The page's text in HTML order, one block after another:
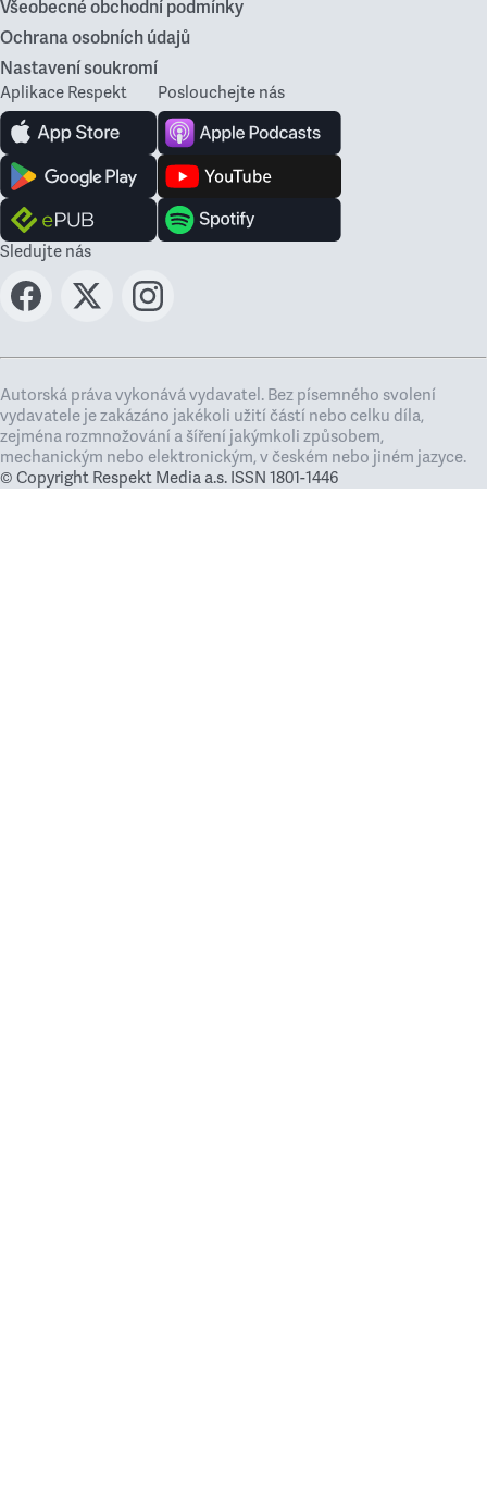
Všeobecné obchodní podmínky
Ochrana osobních údajů
Nastavení soukromí
Aplikace Respekt Poslouchejte nás
Sledujte nás
Autorská práva vykonává vydavatel. Bez písemného svolení
vydavatele je zakázáno jakékoli užití částí nebo celku díla,
zejména rozmnožování a šíření jakýmkoli způsobem,
mechanickým nebo elektronickým, v českém nebo jiném jazyce.
© Copyright Respekt Media a.s. ISSN 1801-1446